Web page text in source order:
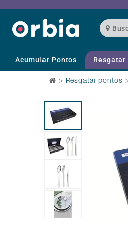
Acumular Pontos Resgatar
> Resgatar pontos